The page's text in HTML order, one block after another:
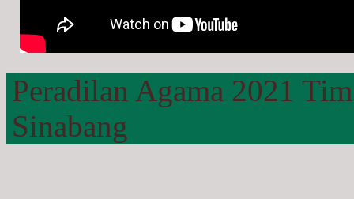
Peradilan Agama 2021
Sinabang